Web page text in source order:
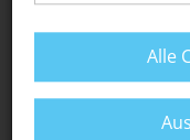
HASS-GEWALT-
VORSICHT
Alle